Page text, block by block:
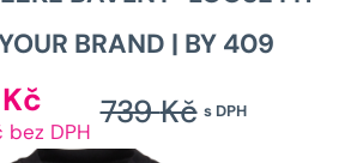
BRAND | BY 409
s DPH
739Kč
Kč cena
je:
bez DPH